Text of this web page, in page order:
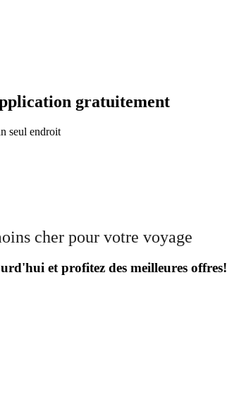
gratuitement
seul endroit
cher pour votre voyage
et profitez des meilleures offres!